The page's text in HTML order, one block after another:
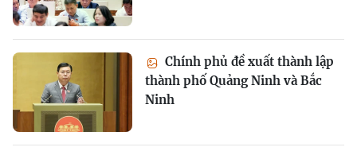
Chính phủ đề xuất thành lập
thành phố Quảng Ninh và Bắc
Ninh